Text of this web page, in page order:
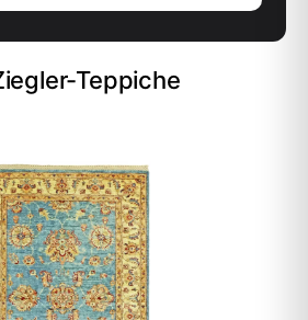
Teppiche